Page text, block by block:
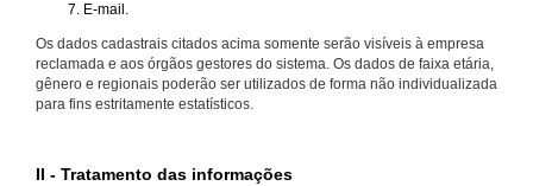
E-mail.
Os dados cadastrais citados acima somente serão visíveis à empresa
reclamada e aos órgãos gestores do sistema. Os dados de faixa etária,
gênero e regionais poderão ser utilizados de forma não individualizada
para fins estritamente estatísticos.
II - Tratamento das informações